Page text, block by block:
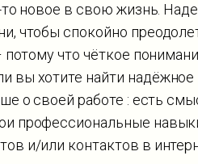
то новое в свою жизнь.
чтобы спокойно
что чёткое
вы хотите найти надёжное
о своей работе : есть
профессиональные
и/или контактов в